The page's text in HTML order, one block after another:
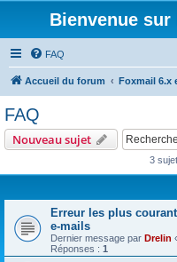
Bienvenue sur
FAQ
Accueil du forum Foxmail 6.x
FAQ
Nouveau sujet
3
Erreur les plus
e-mails
Dernier message par Drelin
Réponses : 1